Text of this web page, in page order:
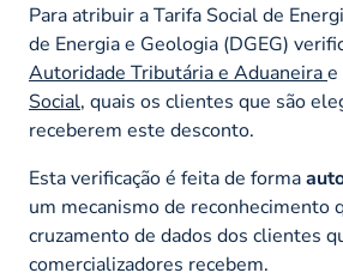
Para atribuir a Tarifa Social de
de Energia e Geologia (DGEG)
Autoridade Tributária e Aduaneirae
Social, quais os clientes que são
receberem este desconto.
Esta verificação é feita de forma
um mecanismo de reconhecimento
cruzamento de dados dos clientes
comercializadores recebem.